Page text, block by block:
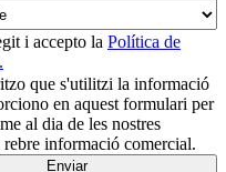
i accepto la Política de
que s'utilitzi la informació
en aquest formulari per
al dia de les nostres
rebre informació comercial.